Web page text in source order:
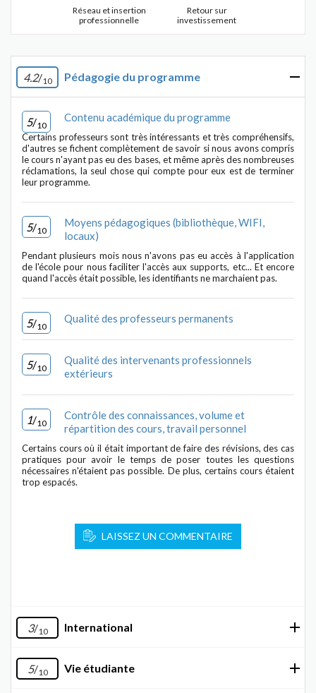
Réseau et insertion
professionnelle
Retour sur
investissement
4.2/10 Pédagogie du programme
5/10
Contenu académique du programme
Certains professeurs sont très intéressants et très compréhensifs,
d'autres se fichent complètement de savoir si nous avons compris
le cours n'ayant pas eu des bases, et même après des nombreuses
réclamations, la seul chose qui compte pour eux est de terminer
leur programme.
5/10
Moyens pédagogiques (bibliothèque, WIFI,
locaux)
Pendant plusieurs mois nous n'avons pas eu accès à l'application
de l'école pour nous faciliter l'accès aux supports, etc... Et encore
quand l'accès était possible, les identifiants ne marchaient pas.
5/10
Qualité des professeurs permanents
5/10
Qualité des intervenants professionnels
extérieurs
1/10
Contrôle des connaissances, volume et
répartition des cours, travail personnel
Certains cours où il était important de faire des révisions, des cas
pratiques pour avoir le temps de poser toutes les questions
nécessaires n'étaient pas possible. De plus, certains cours étaient
trop espacés.
LAISSEZ UN COMMENTAIRE
3/10 International
5/10 Vie étudiante